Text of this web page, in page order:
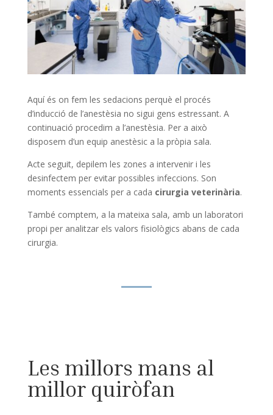
Aquí és on fem les sedacions perquè el procés
d’inducció de l’anestèsia no sigui gens estressant. A
continuació procedim a l’anestèsia. Per a això
disposem d’un equip anestèsic a la pròpia sala.
Acte seguit, depilem les zones a intervenir i les
desinfectem per evitar possibles infeccions. Son
moments essencials per a cada cirurgia veterinària.
També comptem, a la mateixa sala, amb un laboratori
propi per analitzar els valors fisiològics abans de cada
cirurgia.
Les millors mans al
millor quiròfan